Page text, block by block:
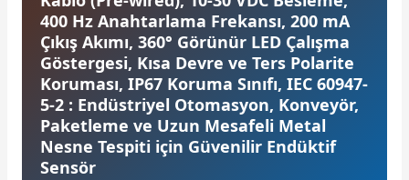
Yol Vericiler
Pako Şalterler
400 Hz Anahtarlama Frekansı, 200 mA
Çıkış Akımı, 360° Görünür LED Çalışma
Göstergesi, Kısa Devre ve Ters Polarite
Koruması, IP67 Koruma Sınıfı, IEC 60947-
5-2 : Endüstriyel Otomasyon, Konveyör,
Paketleme ve Uzun Mesafeli Metal
Nesne Tespiti için Güvenilir Endüktif
Sensör